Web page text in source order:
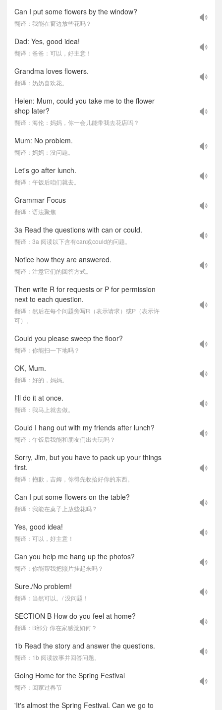
Can I put some flowers by the window?
翻译：我能在窗边放些花吗？
Dad: Yes, good idea!
翻译：爸爸：可以，好主意！
Grandma loves flowers.
翻译：奶奶喜欢花。
Helen: Mum, could you take me to the flower
shop later?
翻译：海伦：妈妈，你一会儿能带我去花店吗？
Mum: No problem.
翻译：妈妈：没问题。
Let's go after lunch.
翻译：午饭后咱们就去。
Grammar Focus
翻译：语法聚焦
3a Read the questions with can or could.
翻译：3a 阅读以下含有can或could的问题。
Notice how they are answered.
翻译：注意它们的回答方式。
Then write R for requests or P for permission
next to each question.
翻译：然后在每个问题旁写R（表示请求）或P（表示许
可）。
Could you please sweep the floor?
翻译：你能扫一下地吗？
OK, Mum.
翻译：好的，妈妈。
I'll do it at once.
翻译：我马上就去做。
Could I hang out with my friends after lunch?
翻译：午饭后我能和朋友们出去玩吗？
Sorry, Jim, but you have to pack up your things
first.
翻译：抱歉，吉姆，你得先收拾好你的东西。
Can I put some flowers on the table?
翻译：我能在桌子上放些花吗？
Yes, good idea!
翻译：可以，好主意！
Can you help me hang up the photos?
翻译：你能帮我把照片挂起来吗？
Sure./No problem!
翻译：当然可以。/ 没问题！
SECTION B How do you feel at home?
翻译：B部分 你在家感觉如何？
1b Read the story and answer the questions.
翻译：1b 阅读故事并回答问题。
Going Home for the Spring Festival
翻译：回家过春节
'It's almost the Spring Festival. Can we go to